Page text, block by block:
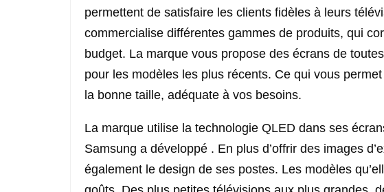
permettent de satisfaire les clients fidèles à leurs
commercialise différentes gammes de produits, qui
budget. La marque vous propose des écrans de
pour les modèles les plus récents. Ce qui vous
la bonne taille, adéquate à vos besoins.
La marque utilise la technologie QLED dans ses
Samsung a développé . En plus d’offrir des images
également le design de ses postes. Les modèles